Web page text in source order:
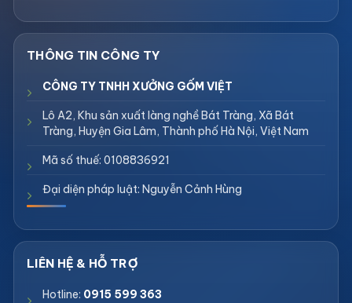
CÔNG TY TNHH XƯỞNG GỐM VIỆT
Lô A2, Khu sản xuất làng nghề Bát Tràng, Xã Bát
Tràng, Huyện Gia Lâm, Thành phố Hà Nội, Việt Nam
Mã số thuế: 0108836921
Đại diện pháp luật: Nguyễn Cảnh Hùng
Hotline: 0915 599 363